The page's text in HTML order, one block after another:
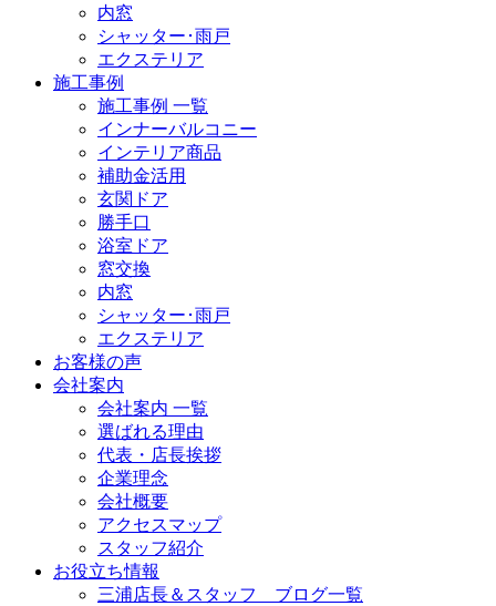
内窓
シャッター･雨戸
エクステリア
施工事例
施工事例 一覧
インナーバルコニー
インテリア商品
補助金活用
玄関ドア
勝手口
浴室ドア
窓交換
内窓
シャッター･雨戸
エクステリア
お客様の声
会社案内
会社案内 一覧
選ばれる理由
代表・店長挨拶
企業理念
会社概要
アクセスマップ
スタッフ紹介
お役立ち情報
三浦店長＆スタッフ ブログ一覧